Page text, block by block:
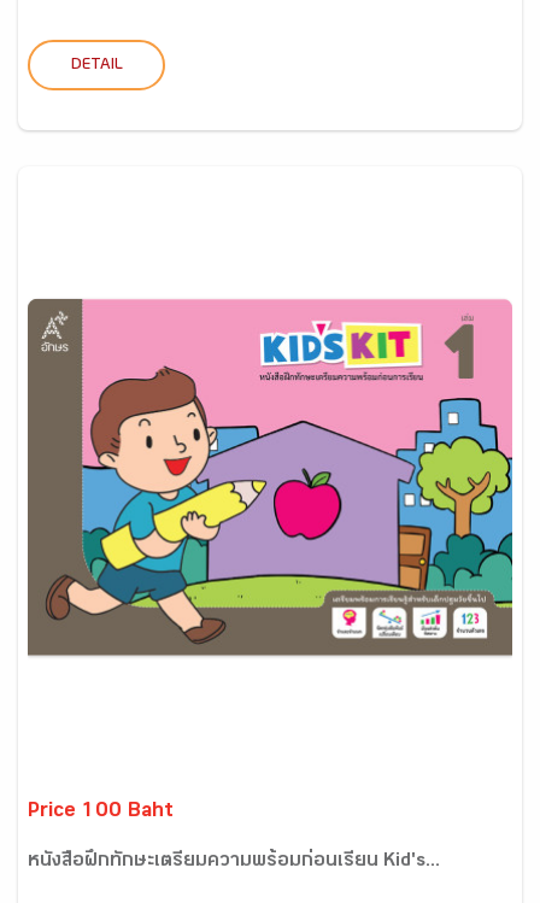
DETAIL
Price 100 Baht
หนังสือฝึกทักษะเตรียมความพร้อมก่อนเรียน Kid's...